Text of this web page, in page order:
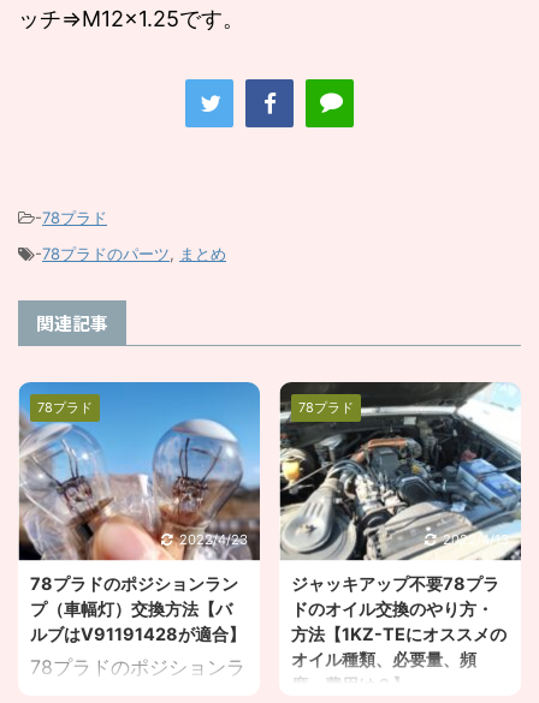
ッチ⇒M12×1.25です。
-78プラド
-78プラドのパーツ, まとめ
関連記事
78プラド
2022/4/23
78プラドのポジションラン
プ（車幅灯）交換方法【バ
ルブはV91191428が適合】
78プラドのポジションラ
78プラド
2022/4/13
ジャッキアップ不要78プラ
ドのオイル交換のやり方・
方法【1KZ-TEにオススメの
オイル種類、必要量、頻
度、費用は？】